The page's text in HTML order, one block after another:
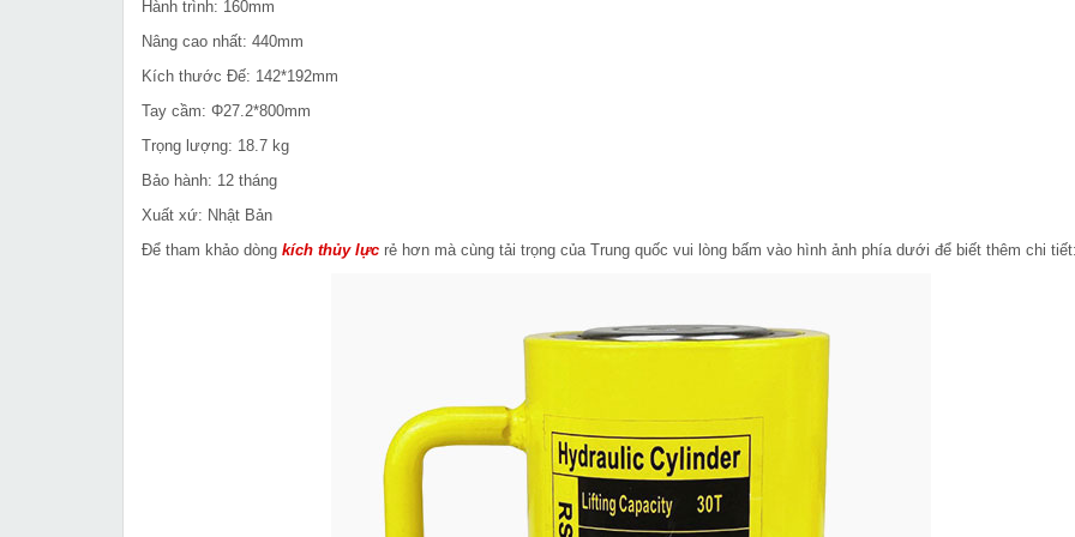
Hành trình: 160mm
Nâng cao nhất: 440mm
Kích thước Đế: 142*192mm
Tay cầm: Φ27.2*800mm
Trọng lượng: 18.7 kg
Bảo hành: 12 tháng
Xuất xứ: Nhật Bản
Để tham khảo dòng kích thủy lực rẻ hơn mà cùng tải trọng của Trung quốc vui lòng bấm vào hình ảnh phía dưới để biết thêm chi